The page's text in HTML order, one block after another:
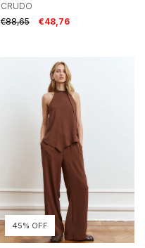
CRUDO
€88,65
€48,76
45% OFF